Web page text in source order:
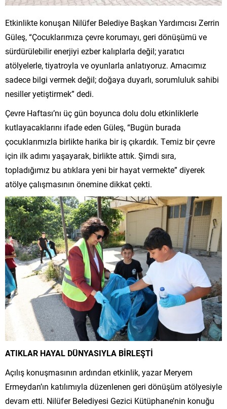
Etkinlikte konuşan Nilüfer Belediye Başkan Yardımcısı Zerrin
Güleş, “Çocuklarımıza çevre korumayı, geri dönüşümü ve
sürdürülebilir enerjiyi ezber kalıplarla değil; yaratıcı
atölyelerle, tiyatroyla ve oyunlarla anlatıyoruz. Amacımız
sadece bilgi vermek değil; doğaya duyarlı, sorumluluk sahibi
nesiller yetiştirmek” dedi.
Çevre Haftası’nı üç gün boyunca dolu dolu etkinliklerle
kutlayacaklarını ifade eden Güleş, “Bugün burada
çocuklarımızla birlikte harika bir iş çıkardık. Temiz bir çevre
için ilk adımı yaşayarak, birlikte attık. Şimdi sıra,
topladığımız bu atıklara yeni bir hayat vermekte” diyerek
atölye çalışmasının önemine dikkat çekti.
ATIKLAR HAYAL DÜNYASIYLA BİRLEŞTİ
Açılış konuşmasının ardından etkinlik, yazar Meryem
Ermeydan’ın katılımıyla düzenlenen geri dönüşüm atölyesiyle
devam etti. Nilüfer Belediyesi Gezici Kütüphane’nin konuğu